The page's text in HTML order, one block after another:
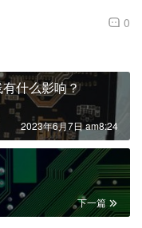
0
什么影响？
2023年6月7日 am8:24
下一篇